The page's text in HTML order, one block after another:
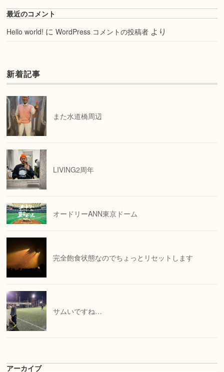
最近のコメント
Hello world! にWordPress コメントの投稿者 より
新着記事
また水道橋周辺
LIVING2周年
オードリーANN東京ドーム
完全飽食状態なのでちょっとリセットします
サムいですね…
アーカイブ